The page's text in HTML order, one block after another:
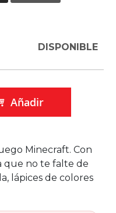
DISPONIBLE
Añadir
Minecraft. Con
que no te falte de
lápices de colores